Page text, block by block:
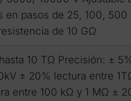
en pasos de 25, 100, 500
de 10 GΩ
10 TΩ Precisión: ±
± 20% lectura entre
entre 100 kΩ y 1 MΩ ±